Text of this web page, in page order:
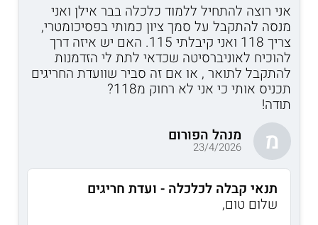
אני רוצה להתחיל ללמוד כלכלה בבר אילן ואני
מנסה להתקבל על סמך ציון כמותי בפסיכומטרי,
צריך 118 ואני קיבלתי 115. האם יש איזה דרך
להוכיח לאוניברסיטה שכדאי לתת לי הזדמנות
להתקבל לתואר , או אם זה סביר שוועדת החריגים
תכניס אותי כי אני לא רחוק מ118?
תודה!
מ מנהל הפורום
23/4/2026
תנאי קבלה לכלכלה - ועדת חריגים
שלום טום,